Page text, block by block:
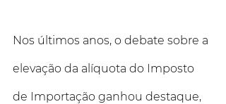
Nos últimos anos, o debate sobre a
elevação da alíquota do Imposto
de Importação ganhou destaque,